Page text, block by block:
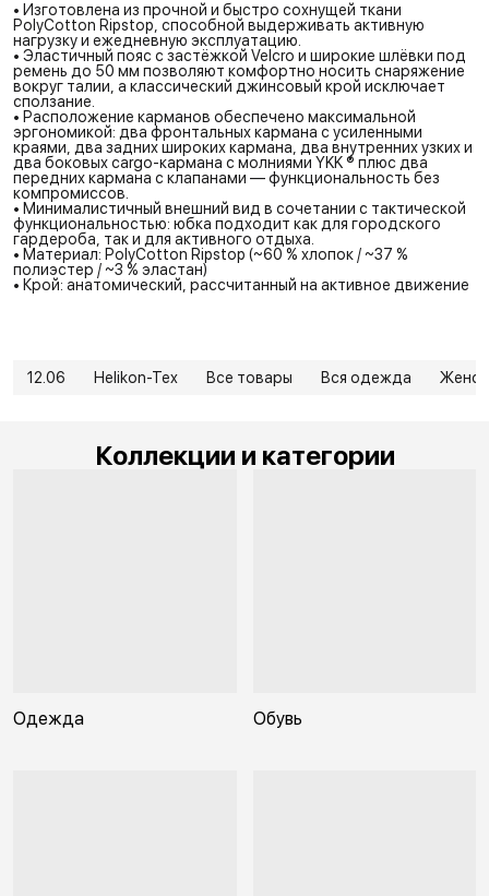
• Изготовлена из прочной и быстро сохнущей ткани
PolyCotton Ripstop, способной выдерживать активную
нагрузку и ежедневную эксплуатацию.
• Эластичный пояс с застёжкой Velcro и широкие шлёвки под
ремень до 50 мм позволяют комфортно носить снаряжение
вокруг талии, а классический джинсовый крой исключает
сползание.
• Расположение карманов обеспечено максимальной
эргономикой: два фронтальных кармана с усиленными
краями, два задних широких кармана, два внутренних узких и
два боковых cargo-кармана с молниями YKK ® плюс два
передних кармана с клапанами — функциональность без
компромиссов.
• Минималистичный внешний вид в сочетании с тактической
функциональностью: юбка подходит как для городского
гардероба, так и для активного отдыха.
• Материал: PolyCotton Ripstop (~60 % хлопок / ~37 %
полиэстер / ~3 % эластан)
• Крой: анатомический, рассчитанный на активное движение
12.06 Helikon-Tex Все товары Вся одежда
Коллекции и категории
Одежда Обувь